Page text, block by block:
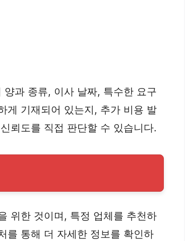
과 종류, 이사 날짜, 특수한 요구
게 기재되어 있는지, 추가 비용 발
뢰도를 직접 판단할 수 있습니다.
위한 것이며, 특정 업체를 추천하
를 통해 더 자세한 정보를 확인하